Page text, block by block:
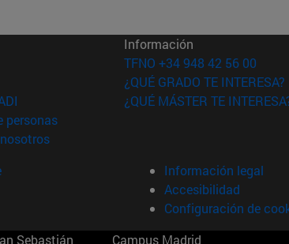
en nueva ventana)
en nueva ventana)
(abre en nueva ventana)
personas(abre en nueva ventana)
(abre en nueva ventana)
Información
TFNO +34 948 42 56 00
¿QUÉ GRADO TE INTERESA?
¿QUÉ MÁSTER TE
Información legal
Accesibilidad
Configuración de
Sebastián Campus Madrid